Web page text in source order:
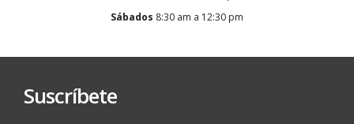
Sábados 8:30 am a 12:30 pm
Suscríbete